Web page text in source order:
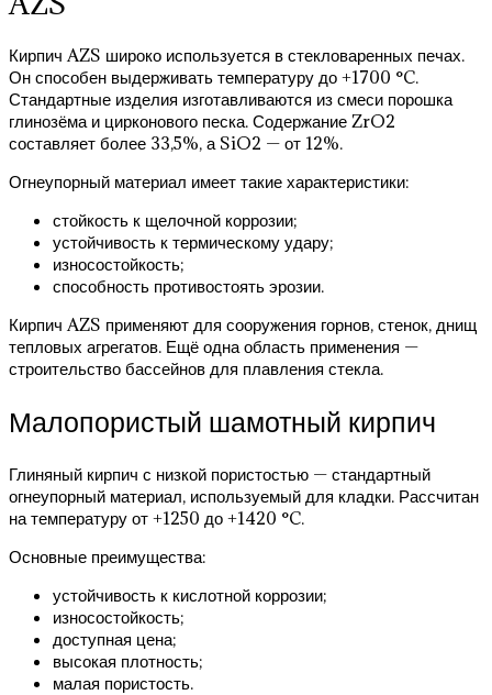
Кирпич AZS широко используется в стекловаренных печах.
Он способен выдерживать температуру до +1700 °C.
Стандартные изделия изготавливаются из смеси порошка
глинозёма и цирконового песка. Содержание ZrO2
составляет более 33,5%, а SiO2 — от 12%.
Огнеупорный материал имеет такие характеристики:
стойкость к щелочной коррозии;
устойчивость к термическому удару;
износостойкость;
способность противостоять эрозии.
Кирпич AZS применяют для сооружения горнов, стенок, днищ
тепловых агрегатов. Ещё одна область применения —
строительство бассейнов для плавления стекла.
Малопористый шамотный кирпич
Глиняный кирпич с низкой пористостью — стандартный
огнеупорный материал, используемый для кладки. Рассчитан
на температуру от +1250 до +1420 °C.
Основные преимущества:
устойчивость к кислотной коррозии;
износостойкость;
доступная цена;
высокая плотность;
малая пористость.